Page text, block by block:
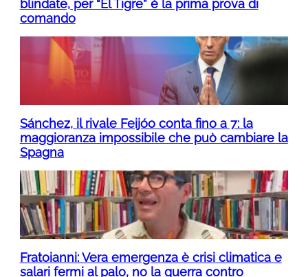
blindate, per “El Tigre” è la prima prova di
comando
Sánchez, il rivale Feijóo conta fino a 7: la
maggioranza impossibile che può cambiare la
Spagna
Fratoianni: Vera emergenza è crisi climatica e
salari fermi al palo, no la guerra contro